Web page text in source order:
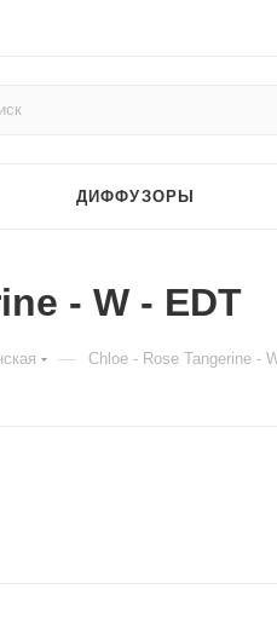
ДИФФУЗОРЫ
- W - EDT
— Chloe - Rose Tangerine -